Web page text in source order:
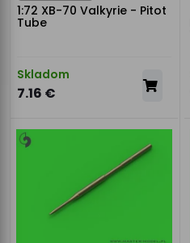
1:72 XB-70 Valkyrie - Pitot
Tube
Skladom
7.16 €